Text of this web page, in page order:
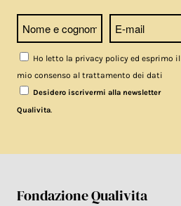
Ho letto la privacy policy ed esprimo il
mio consenso al trattamento dei dati
Desidero iscrivermi alla newsletter
Qualivita.
Fondazione Qualivita